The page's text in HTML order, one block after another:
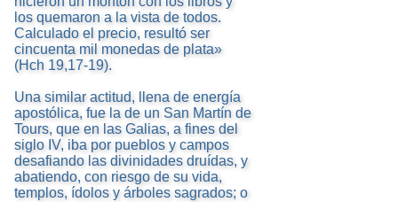
los quemaron a la vista de todos.
Calculado el precio, resultó ser
cincuenta mil monedas de plata»
(Hch 19,17-19).
Una similar actitud, llena de energía
apostólica, fue la de un San Martín de
Tours, que en las Galias, a fines del
siglo IV, iba por pueblos y campos
desafiando las divinidades druídas, y
abatiendo, con riesgo de su vida,
templos, ídolos y árboles sagrados; o